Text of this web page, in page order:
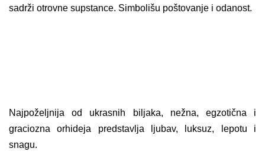
sadrži otrovne supstance. Simbolišu poštovanje i odanost.
Najpoželjnija od ukrasnih biljaka, nežna, egzotična i
graciozna orhideja predstavlja ljubav, luksuz, lepotu i
snagu.